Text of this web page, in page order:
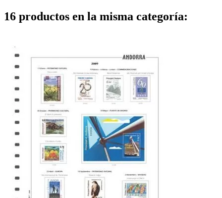
16 productos en la misma categoría: